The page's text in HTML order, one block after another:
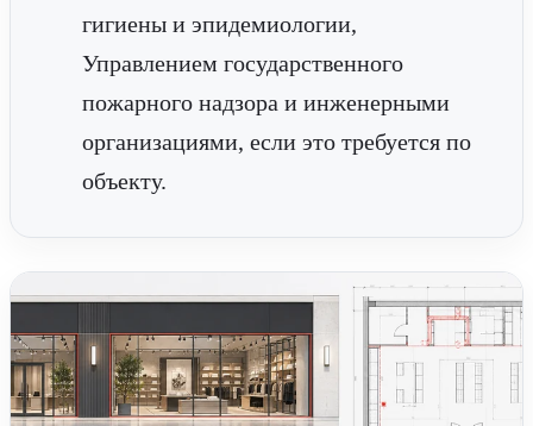
гигиены и эпидемиологии,
Управлением государственного
пожарного надзора и инженерными
организациями, если это требуется по
объекту.